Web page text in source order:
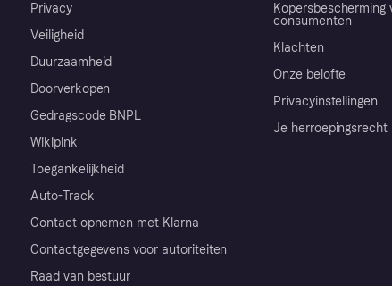
Privacy
Veiligheid
Duurzaamheid
Doorverkopen
Gedragscode BNPL
Wikipink
Toegankelijkheid
Auto-Track
Contact opnemen met Klarna
Contactgegevens voor autoriteiten
Raad van bestuur
Kopersbescherming
consumenten
Klachten
Onze belofte
Privacyinstellingen
Je herroepingsrecht